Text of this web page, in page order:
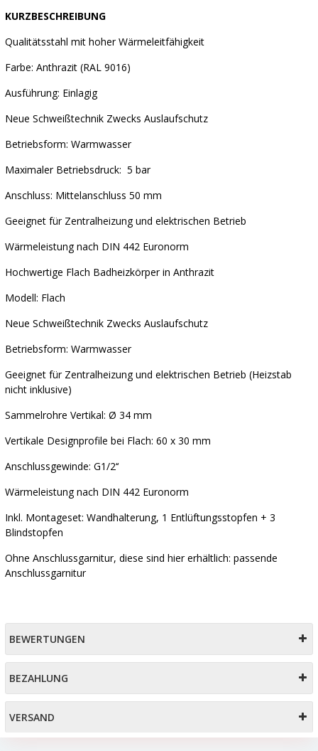
KURZBESCHREIBUNG
Qualitätsstahl mit hoher Wärmeleitfähigkeit
Farbe: Anthrazit (RAL 9016)
Ausführung: Einlagig
Neue Schweißtechnik Zwecks Auslaufschutz
Betriebsform: Warmwasser
Maximaler Betriebsdruck: 5 bar
Anschluss: Mittelanschluss 50 mm
Geeignet für Zentralheizung und elektrischen Betrieb
Wärmeleistung nach DIN 442 Euronorm
Hochwertige Flach Badheizkörper in Anthrazit
Modell: Flach
Neue Schweißtechnik Zwecks Auslaufschutz
Betriebsform: Warmwasser
Geeignet für Zentralheizung und elektrischen Betrieb (Heizstab
nicht inklusive)
Sammelrohre Vertikal: Ø 34 mm
Vertikale Designprofile bei Flach: 60 x 30 mm
Anschlussgewinde: G1/2‘‘
Wärmeleistung nach DIN 442 Euronorm
Inkl. Montageset: Wandhalterung, 1 Entlüftungsstopfen + 3
Blindstopfen
Ohne Anschlussgarnitur, diese sind hier erhältlich: passende
Anschlussgarnitur
BEWERTUNGEN
BEZAHLUNG
VERSAND